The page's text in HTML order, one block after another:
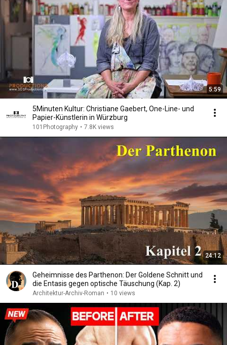
5:59
5Minuten Kultur: Christiane Gaebert, One-Line- und
Papier-Künstlerin in Würzburg
101Photography • 7.8K views
24:12
Geheimnisse des Parthenon: Der Goldene Schnitt und
die Entasis gegen optische Täuschung (Kap. 2)
Architektur-Archiv-Roman • 10 views